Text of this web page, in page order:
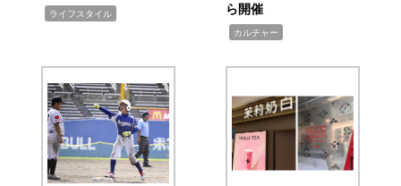
ライフスタイル
ら開催
カルチャー